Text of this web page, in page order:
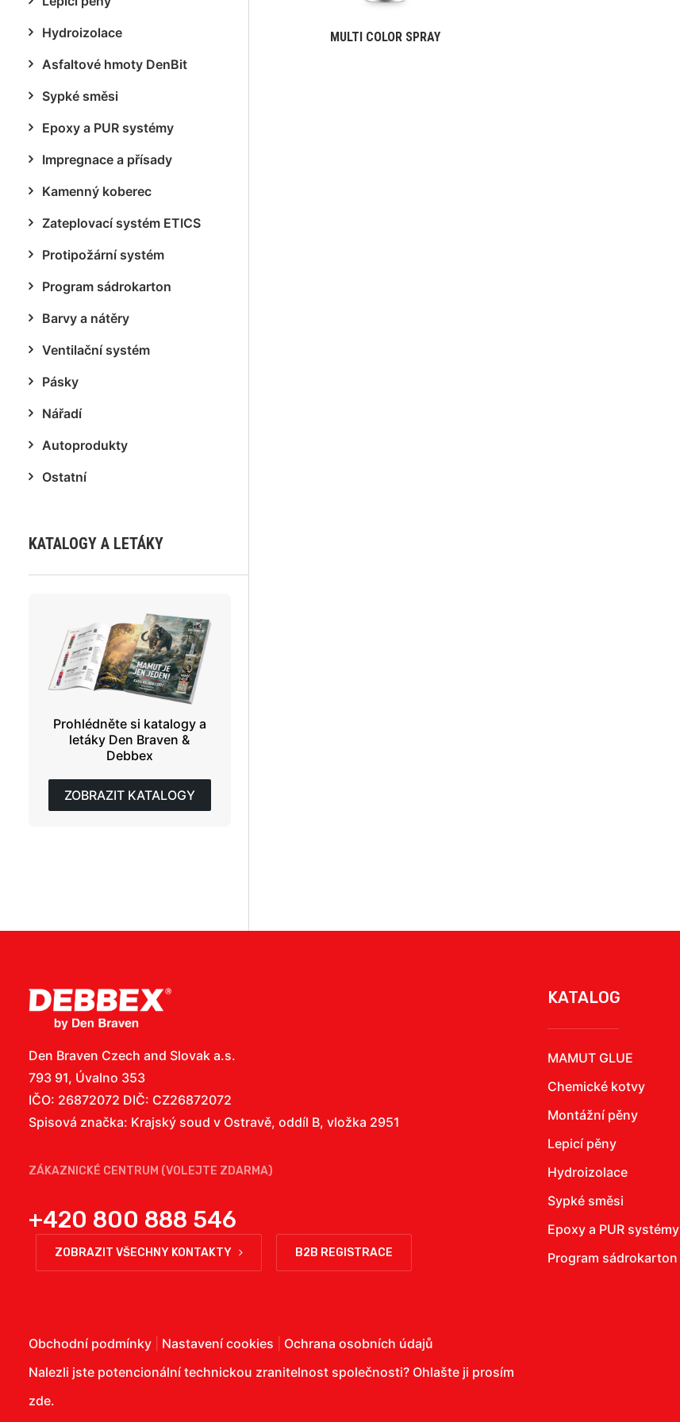
Hydroizolace
Asfaltové hmoty DenBit
Sypké směsi
Epoxy a PUR systémy
Impregnace a přísady
Kamenný koberec
Zateplovací systém ETICS
Protipožární systém
Program sádrokarton
Barvy a nátěry
Ventilační systém
Pásky
Nářadí
Autoprodukty
Ostatní
KATALOGY A LETÁKY
Prohlédněte si katalogy a
letáky Den Braven &
Debbex
ZOBRAZIT KATALOGY
MULTI COLOR SPRAY
Den Braven Czech and Slovak a.s.
793 91, Úvalno 353
IČO: 26872072 DIČ: CZ26872072
Spisová značka: Krajský soud v Ostravě, oddíl B, vložka 2951
ZÁKAZNICKÉ CENTRUM (VOLEJTE ZDARMA)
+420 800 888 546
ZOBRAZIT VŠECHNY KONTAKTY B2B REGISTRACE
KATALOG
MAMUT GLUE
Chemické kotvy
Montážní pěny
Lepicí pěny
Hydroizolace
Sypké směsi
Epoxy a PUR systémy
Program sádrokarton
Obchodní podmínky Nastavení cookies
Ochrana osobních údajů
Nalezli jste potencionální technickou zranitelnost společnosti? Ohlašte ji prosím
zde.